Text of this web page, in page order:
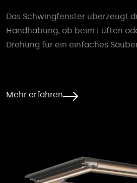
Das Schwingfenster überzeugt
Handhabung, ob beim Lüften
Drehung für ein einfaches
Mehr erfahren